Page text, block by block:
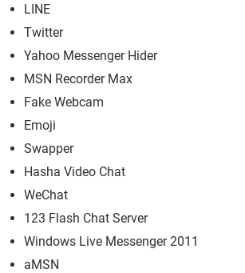
LINE
Twitter
Yahoo Messenger Hider
MSN Recorder Max
Fake Webcam
Emoji
Swapper
Hasha Video Chat
WeChat
123 Flash Chat Server
Windows Live Messenger 2011
aMSN